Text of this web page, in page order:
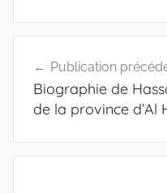
de
l’article
Publication
Biographie de
de la province d’Al